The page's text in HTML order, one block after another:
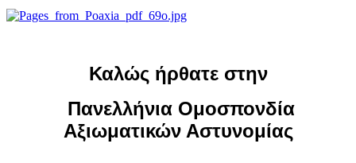
Καλώς ήρθατε στην
Πανελλήνια Ομοσπονδία
Αξιωματικών Αστυνομίας